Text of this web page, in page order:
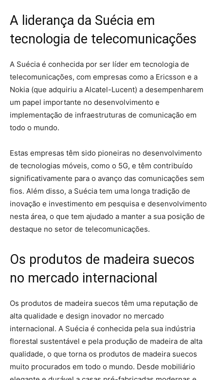
A liderança da Suécia em
tecnologia de telecomunicações
A Suécia é conhecida por ser líder em tecnologia de
telecomunicações, com empresas como a Ericsson e a
Nokia (que adquiriu a Alcatel-Lucent) a desempenharem
um papel importante no desenvolvimento e
implementação de infraestruturas de comunicação em
todo o mundo.
Estas empresas têm sido pioneiras no desenvolvimento
de tecnologias móveis, como o 5G, e têm contribuído
significativamente para o avanço das comunicações sem
fios. Além disso, a Suécia tem uma longa tradição de
inovação e investimento em pesquisa e desenvolvimento
nesta área, o que tem ajudado a manter a sua posição de
destaque no setor de telecomunicações.
Os produtos de madeira suecos
no mercado internacional
Os produtos de madeira suecos têm uma reputação de
alta qualidade e design inovador no mercado
internacional. A Suécia é conhecida pela sua indústria
florestal sustentável e pela produção de madeira de alta
qualidade, o que torna os produtos de madeira suecos
muito procurados em todo o mundo. Desde mobiliário